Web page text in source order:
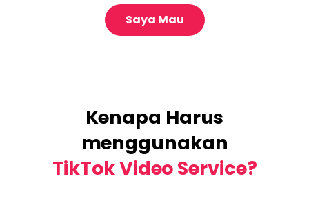
Saya Mau
Kenapa Harus
menggunakan
TikTok Video Service?